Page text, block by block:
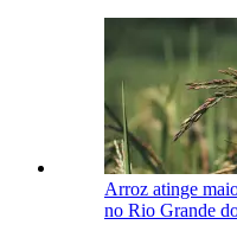
Arroz atinge
no Rio Grande